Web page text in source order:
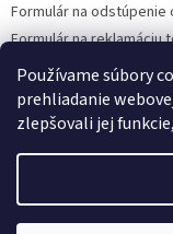
Používame súbory
prehliadanie
zlepšovali jej
Formulár na odstúpenie
Formulár na reklamáciu
Kontakty